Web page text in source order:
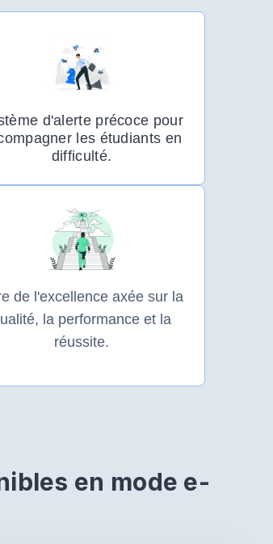
d'alerte précoce pour
les étudiants en
difficulté.
de l'excellence axée sur la
la performance et la
réussite.
en mode e-